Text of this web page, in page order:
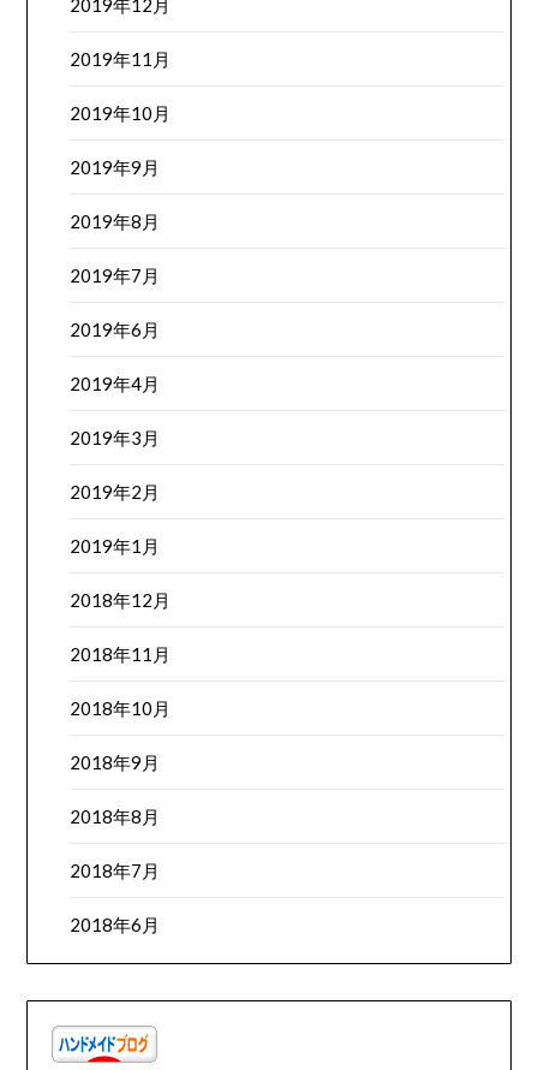
2019年12月
2019年11月
2019年10月
2019年9月
2019年8月
2019年7月
2019年6月
2019年4月
2019年3月
2019年2月
2019年1月
2018年12月
2018年11月
2018年10月
2018年9月
2018年8月
2018年7月
2018年6月